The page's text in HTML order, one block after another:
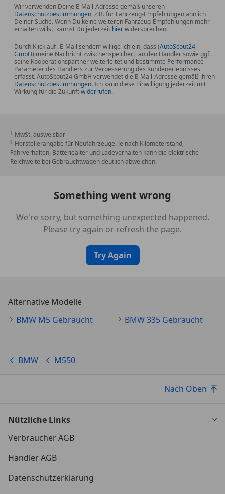
*Heckscheibenheizung mit Abschaltautomatik
*Klapptaschen an den Lehnenrückwänden der
vorderen Sitze
*Leuchtringe für Park- und Standlicht
*Schlüsselloser Motorstart
*Sicherheitsgurte (3-Punkt-Automatik) auf allen fünf
*Verzurrösen im Gepäckraum
*Wärme-/Sonnenschutzverglasung rundum,
*M Aerodynamikpaket
*Allradsystem xDrive, mit variabler
Drehmomentverteilung
*Dachhimmel anthrazit
*Hochglanz Shadow Line
Wir verwenden Deine E-Mail-Adresse gemäß unseren
Datenschutzbestimmungen, z.B. für Fahrzeug-Empfehlungen ähnlich
Deiner Suche. Wenn Du keine weiteren Fahrzeug-Empfehlungen mehr
erhalten willst, kannst Du jederzeit hierwidersprechen.
Durch Klick auf „E-Mail senden“ willige ich ein, dass (AutoScout24
GmbH) meine Nachricht zwischenspeichert, an den Händler sowie ggf.
seine Kooperationspartner weiterleitet und bestimmte Performance-
Parameter des Händlers zur Verbesserung des Kundenerlebnisses
erfasst. AutoScout24 GmbH verwendet die E-Mail-Adresse gemäß ihren
Datenschutzbestimmungen. Ich kann diese Einwilligung jederzeit mit
Wirkung für die Zukunftwiderrufen.
MwSt. ausweisbar
Herstellerangabe für Neufahrzeuge. Je nach Kilometerstand,
Fahrverhalten, Batteriealter und Ladeverhalten kann die elektrische
Reichweite bei Gebrauchtwagen deutlich abweichen.
Something went wrong
We're sorry, but something unexpected happened.
Please try again or refresh the page.
Try Again
Alternative Modelle
BMW M5 Gebraucht
BMW 335 Gebraucht
BMW M550
Nach Oben
Nützliche Links
Verbraucher AGB
Händler AGB
Datenschutzerklärung